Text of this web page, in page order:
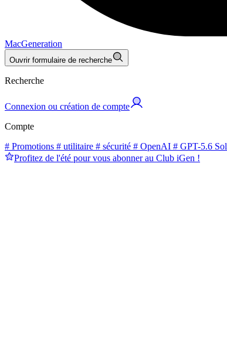
MacGeneration
Ouvrir formulaire de recherche
Recherche
Connexion ou création de compte
Compte
# Promotions # utilitaire # sécurité # OpenAI # GPT-5.6 Sol
Profitez de l'été pour vous abonner au Club iGen !